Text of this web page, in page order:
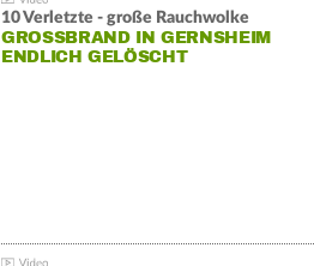
10 Verletzte - große Rauchwolke
GROSSBRAND IN GERNSHEIM E
NDLICH GELÖSCHT